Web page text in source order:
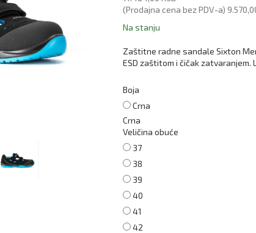
(Prodajna cena bez PDV-a)
Na stanju
Zaštitne radne sandale Sixton
ESD zaštitom i čičak zatvaranjem.
Boja
Crna
Crna
Veličina obuće
37
38
39
40
41
42